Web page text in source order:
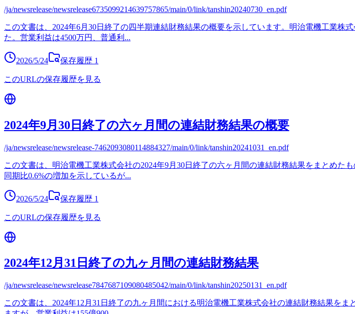
/ja/newsrelease/newsrelease6735099214639757865/main/0/link/tanshin20240730_en.pdf
この文書は、2024年6月30日終了の四半期連結財務結果の概要を示しています。明治電機工業株
た。営業利益は4500万円、普通利 ...
2026/5/24 保存履歴 1
このURLの保存履歴を見る
2024年9月30日終了の六ヶ月間の連結財務結果の概要
/ja/newsrelease/newsrelease-7462093080114884327/main/0/link/tanshin20241031_en.pdf
この文書は、明治電機工業株式会社の2024年9月30日終了の六ヶ月間の連結財務結果をまとめた
同期比0.6%の増加を示しているが...
2026/5/24 保存履歴 1
このURLの保存履歴を見る
2024年12月31日終了の九ヶ月間の連結財務結果
/ja/newsrelease/newsrelease7847687109080485042/main/0/link/tanshin20250131_en.pdf
この文書は、2024年12月31日終了の九ヶ月間における明治電機工業株式会社の連結財務結果を